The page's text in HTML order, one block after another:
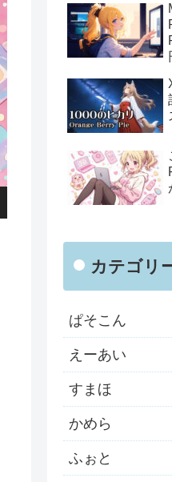
カテゴリ
ぱそこん
えーあい
すまほ
かめら
ふぉと